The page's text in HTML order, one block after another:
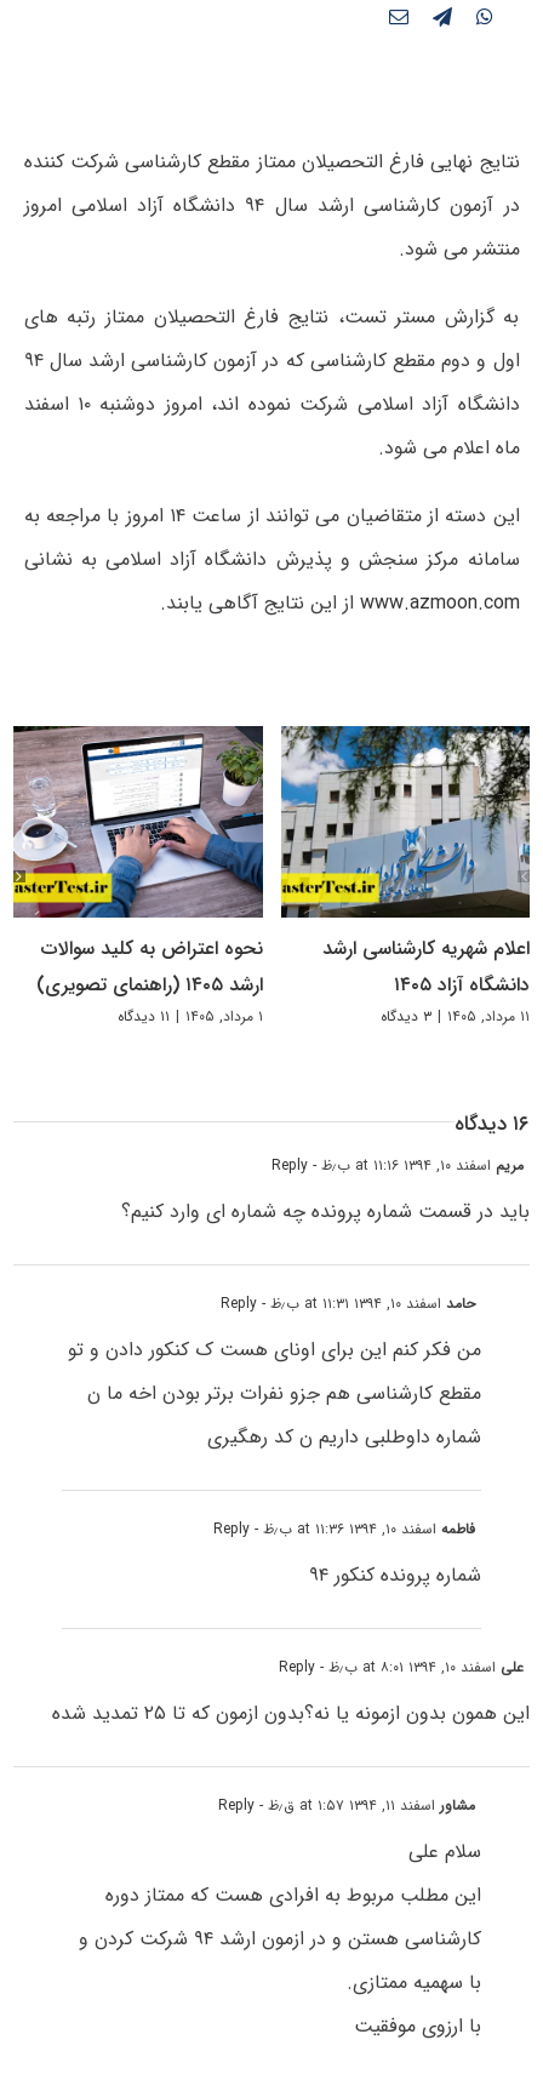
نتایج نهایی فارغ التحصیلان ممتاز مقطع کارشناسی شرکت کننده
در آزمون کارشناسی ارشد سال ۹۴ دانشگاه آزاد اسلامی امروز
منتشر می شود.
به گزارش مستر تست، نتایج فارغ التحصیلان ممتاز رتبه های
اول و دوم مقطع کارشناسی که در آزمون کارشناسی ارشد سال ۹۴
دانشگاه آزاد اسلامی شرکت نموده اند، امروز دوشنبه ۱۰ اسفند
ماه اعلام می شود.
این دسته از متقاضیان می توانند از ساعت ۱۴ امروز با مراجعه به
سامانه مرکز سنجش و پذیرش دانشگاه آزاد اسلامی به نشانی
www.azmoon.com از این نتایج آگاهی یابند.
اعلام شهریه کارشناسی ارشد
دانشگاه آزاد ۱۴۰۵
۱۱ مرداد, ۱۴۰۵ | ۳ دیدگاه
نحوه اعتراض به کلید سوالات
ارشد ۱۴۰۵ (راهنمای تصویری)
۱ مرداد, ۱۴۰۵ | ۱۱ دیدگاه
۱۶ دیدگاه
مریم اسفند ۱۰, ۱۳۹۴ at ۱۱:۱۶ ب٫ظ - Reply
باید در قسمت شماره پرونده چه شماره ای وارد کنیم؟
حامداسفند ۱۰, ۱۳۹۴ at ۱۱:۳۱ ب٫ظ - Reply
من فکر کنم این برای اونای هست ک کنکور دادن و تو
مقطع کارشناسی هم جزو نفرات برتر بودن اخه ما ن
شماره داوطلبی داریم ن کد رهگیری
فاطمهاسفند ۱۰, ۱۳۹۴ at ۱۱:۳۶ ب٫ظ - Reply
شماره پرونده کنکور ۹۴
علی اسفند ۱۰, ۱۳۹۴ at ۸:۰۱ ب٫ظ - Reply
این همون بدون ازمونه یا نه؟بدون ازمون که تا ۲۵ تمدید شده
مشاوراسفند ۱۱, ۱۳۹۴ at ۱:۵۷ ق٫ظ - Reply
سلام علی
این مطلب مربوط به افرادی هست که ممتاز دوره
کارشناسی هستن و در ازمون ارشد ۹۴ شرکت کردن و
با سهمیه ممتازی.
با ارزوی موفقیت